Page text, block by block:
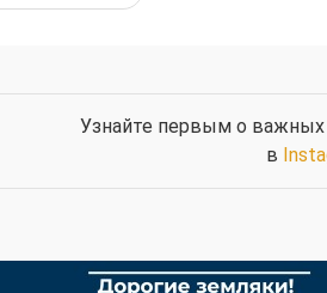
Узнайте первым о важных
в